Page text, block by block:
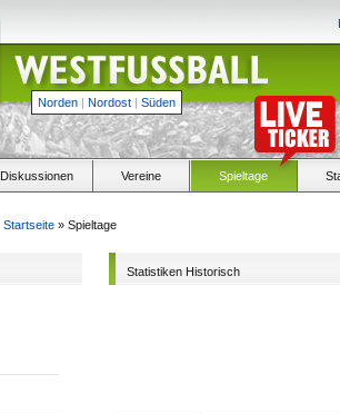
Norden | Nordost | Süden
Diskussionen Vereine Spieltage
Startseite » Spieltage
Statistiken Historisch